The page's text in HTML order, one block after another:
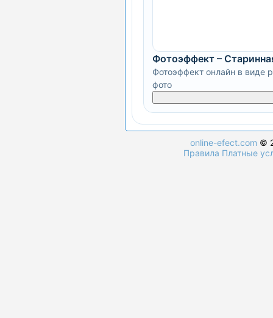
Фотоэффект –
Фотоэффект онлайн в виде
фото
online-efect.com ©
Правила Платные